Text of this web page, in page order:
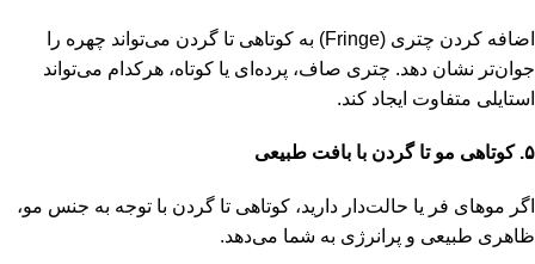
اضافه کردن چتری (Fringe) به کوتاهی تا گردن می‌تواند چهره را
جوان‌تر نشان دهد. چتری صاف، پرده‌ای یا کوتاه، هرکدام می‌تواند
استایلی متفاوت ایجاد کند.
۵.کوتاهی مو تا گردن با بافت طبیعی
اگر موهای فر یا حالت‌دار دارید، کوتاهی تا گردن با توجه به جنس مو،
ظاهری طبیعی و پرانرژی به شما می‌دهد.